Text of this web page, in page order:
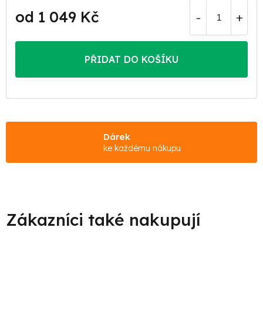
od 1 049 Kč
cena:
PŘIDAT DO KOŠÍKU
Dárek
ke každému nákupu